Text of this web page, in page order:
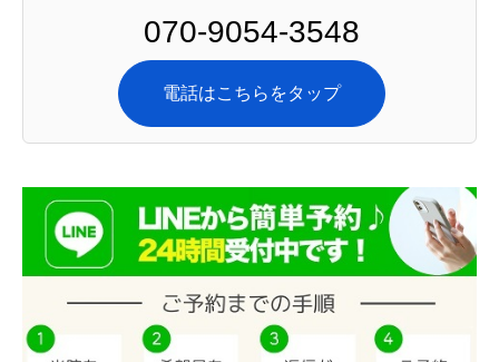
070-9054-3548
電話はこちらをタップ